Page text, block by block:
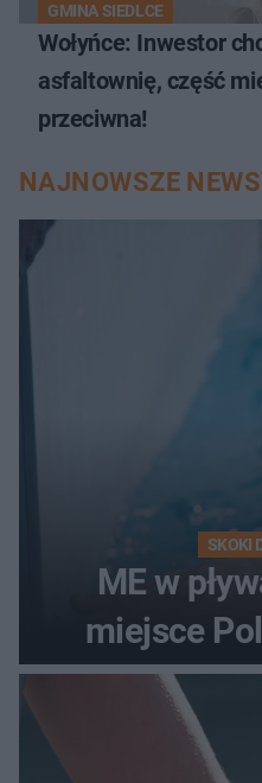
GMINA SIEDLCE
Wołyńce: Inwestor
asfaltownię, część
przeciwna!
NAJNOWSZE
SKOKI
ME w
miejsce